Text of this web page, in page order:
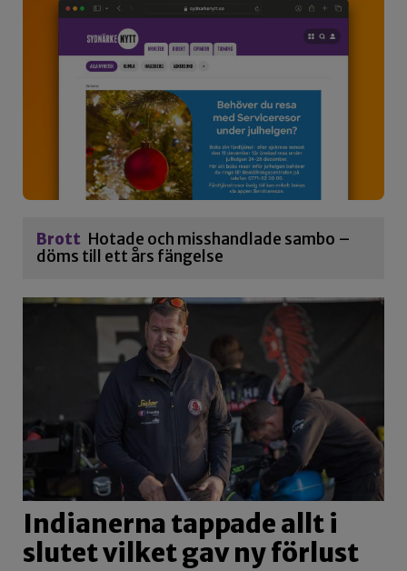
Brott Hotade och misshandlade sambo –
döms till ett års fängelse
Indianerna tappade allt i
slutet vilket gav ny förlust